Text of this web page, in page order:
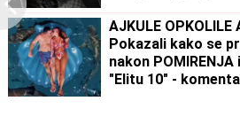
AJKULE
Pokazali kako se
nakon
"Elitu 10" -